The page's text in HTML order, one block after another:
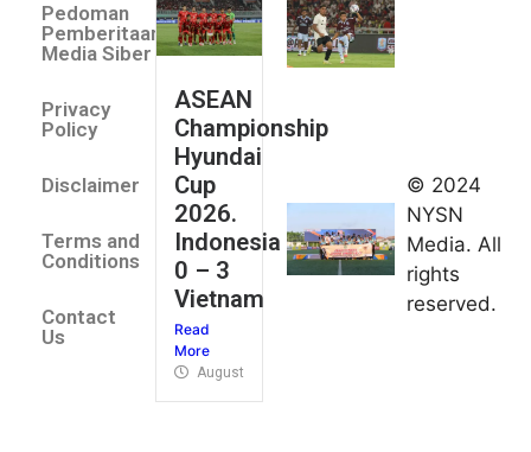
Pedoman
Pemberitaan
Media Siber
Privacy
Policy
Disclaimer
Terms and
Conditions
Contact
Us
ASEAN
Championship
Hyundai
Cup
2026.
Indonesia
0 – 3
Vietnam
Read
More
August 4, 2026
umum
Kejurnas
Panahan
Junior di
Kudus
© 2024
NYSN
Media. All
rights
reserved.